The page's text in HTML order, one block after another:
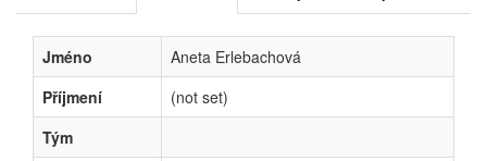
Jméno
Aneta Erlebachová
Příjmení
(not set)
Tým